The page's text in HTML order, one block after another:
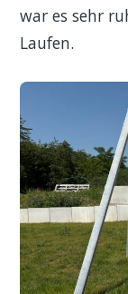
war es sehr
Laufen.